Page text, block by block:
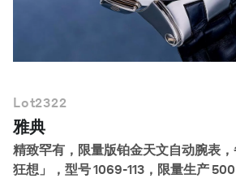
Lot2322
雅典
精致罕有，限量版铂金天文自动腕表
狂想」，型号 1069-113，限量生产